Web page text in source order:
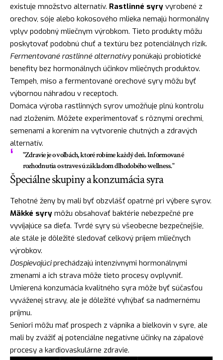
existuje množstvo alternatív. Rastlinné syry vyrobené z
orechov, sóje alebo kokosového mlieka nemajú hormonálny
vplyv podobný mliečnym výrobkom. Tieto produkty môžu
poskytovať podobnú chuť a textúru bez potenciálnych rizík.
Fermentované rastlinné alternatívyponúkajú probiotické
benefity bez hormonálnych účinkov mliečnych produktov.
Tempeh, miso a fermentované orechové syry môžu byť
výbornou náhradou v receptoch.
Domáca výroba rastlinných syrov umožňuje plnú kontrolu
nad zložením. Môžete experimentovať s rôznymi orechmi,
semenami a korením na vytvorenie chutných a zdravých
alternatív.
"Zdravie je o voľbách, ktoré robíme každý deň. Informované
rozhodnutia o strave sú základom dlhodobého wellness."
Špeciálne skupiny a konzumácia syra
Tehotné ženy by mali byť obzvlášť opatrné pri výbere syrov.
Mäkké syry môžu obsahovať baktérie nebezpečné pre
vyvíjajúce sa dieťa. Tvrdé syry sú všeobecne bezpečnejšie,
ale stále je dôležité sledovať celkový príjem mliečnych
výrobkov.
Dospievajúciprechádzajú intenzívnymi hormonálnymi
zmenami a ich strava môže tieto procesy ovplyvniť.
Umierená konzumácia kvalitného syra môže byť súčasťou
vyváženej stravy, ale je dôležité vyhýbať sa nadmernému
príjmu.
Seniori môžu mať prospech z vápnika a bielkovín v syre, ale
mali by zvážiť aj potenciálne negatívne účinky na zápalové
procesy a kardiovaskulárne zdravie.